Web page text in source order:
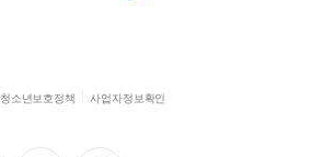
청소년보호정책 사업자정보확인